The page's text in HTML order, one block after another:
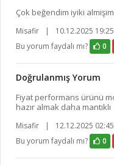
Çok beğendim iyiki
Misafir |
10.12.2025 19:25
Bu yorum faydalı mı?
0
Doğrulanmış Yorum
Fiyat performans ürünü
hazır almak daha mantıklı
Misafir |
12.12.2025 02:45
Bu yorum faydalı mı?
0